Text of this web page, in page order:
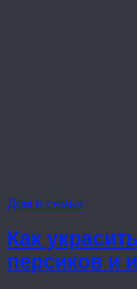
Дом и семья
Как
персиков и